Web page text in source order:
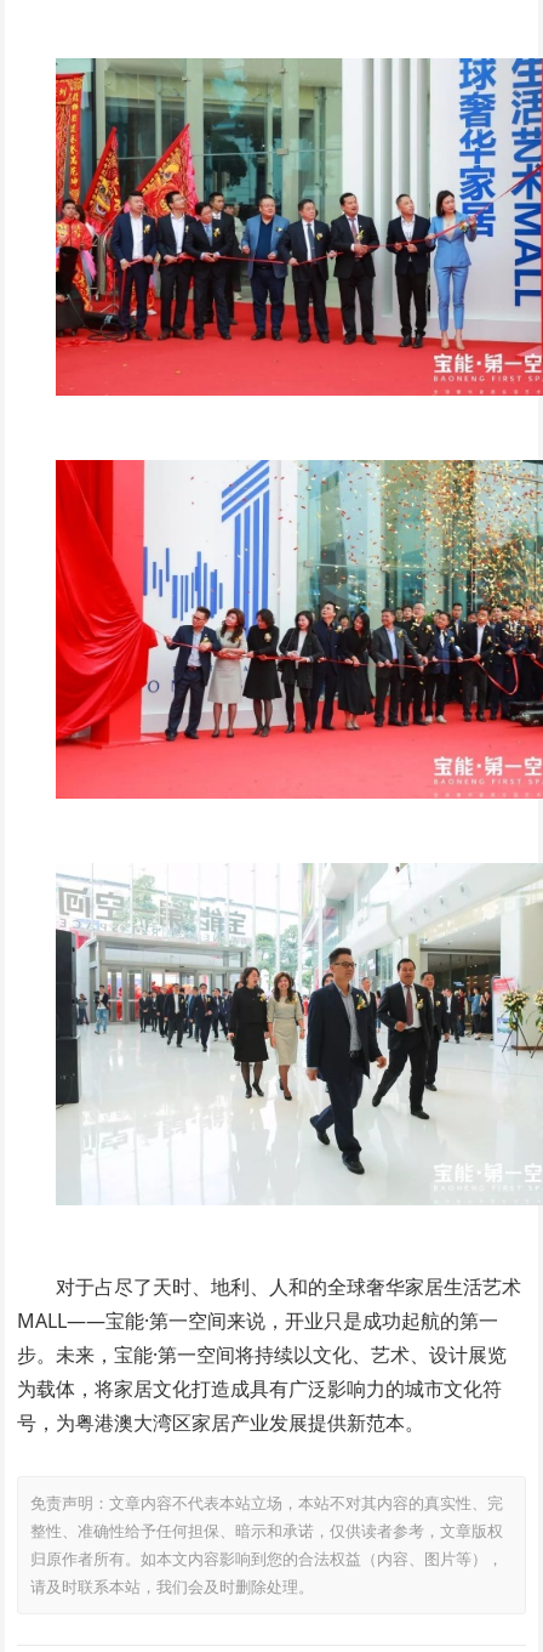
对于占尽了天时、地利、人和的全球奢华家居生活艺术
MALL——宝能·第一空间来说，开业只是成功起航的第一
步。未来，宝能·第一空间将持续以文化、艺术、设计展览
为载体，将家居文化打造成具有广泛影响力的城市文化符
号，为粤港澳大湾区家居产业发展提供新范本。
免责声明：文章内容不代表本站立场，本站不对其内容的真实性、完
整性、准确性给予任何担保、暗示和承诺，仅供读者参考，文章版权
归原作者所有。如本文内容影响到您的合法权益（内容、图片等），
请及时联系本站，我们会及时删除处理。